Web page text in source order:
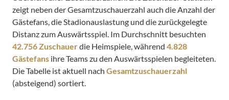
zeigt neben der Gesamtzuschauerzahl auch die Anzahl der
Gästefans, die Stadionauslastung und die zurückgelegte
Distanz zum Auswärtsspiel. Im Durchschnitt besuchten
42.756 Zuschauerdie Heimspiele, während 4.828
Gästefans ihre Teams zu den Auswärtsspielen begleiteten.
Die Tabelle ist aktuell nach Gesamtzuschauerzahl
(absteigend) sortiert.